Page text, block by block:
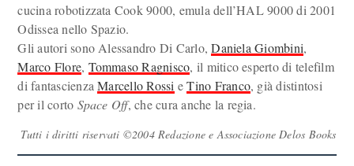
cucina robotizzata Cook 9000, emula dell’HAL 9000 di 2001
Odissea nello Spazio.
Gli autori sono Alessandro Di Carlo,Daniela Giombini,
Marco Flore, Tommaso Ragnisco, il mitico esperto di telefilm
di fantascienzaMarcello Rossi eTino Franco, già distintosi
per il corto Space Off, che cura anche la regia.
Tutti i diritti riservati ©2004 Redazione e Associazione Delos Books